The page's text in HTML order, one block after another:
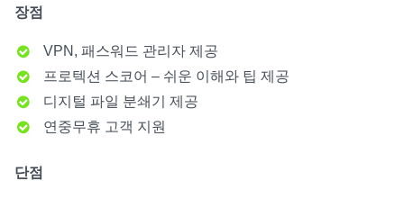
장점
VPN, 패스워드 관리자 제공
프로텍션 스코어 – 쉬운 이해와 팁 제공
디지털 파일 분쇄기 제공
연중무휴 고객 지원
단점